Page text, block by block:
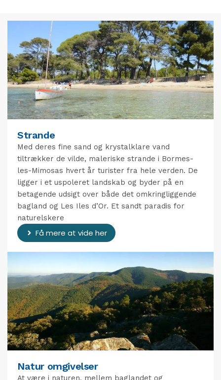
Strande
Med deres fine sand og krystalklare vand
tiltrækker de vilde, maleriske strande i Bormes-
les-Mimosas hvert år turister fra hele verden. De
ligger i et uspoleret landskab og byder på en
betagende udsigt over både det omkringliggende
bagland og Les Iles d’Or. Et sandt paradis for
naturelskere
Få mere at vide her
Natur omgivelser
At være i naturen, mellem baglandet og